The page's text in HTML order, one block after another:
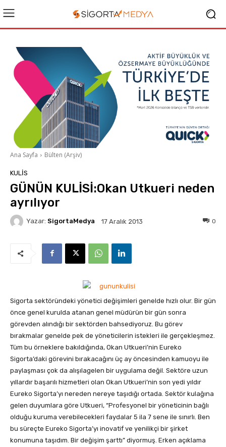
Ana Sayfa Bülten (Arşiv)
KULIS
GÜNÜN KULİSİ:Okan Utkueri neden
ayrılıyor
Yazar: SigortaMedya 17 Aralık 2013 0
Sigorta sektöründeki yönetici değişimleri genelde hızlı olur. Bir gün
önce genel kurulda atanan genel müdürün bir gün sonra
görevden alındığı bir sektörden bahsediyoruz . Bu görev
bırakmalar genelde pek de yöneticilerin istekleri ile gerçekleşmez.
Tüm bu örneklere bakıldığında, Okan Utkueri’nin Eureko
Sigorta’daki görevini bırakacağını üç ay öncesinden kamuoyu ile
paylaşması çok da alışılagelen bir uygulama değil. Sektöre uzun
yıllardır başarılı hizmetleri olan Okan Utkueri’nin son yedi yıldır
Eureko Sigorta’yı nereden nereye taşıdığı ortada. Sektör kulağına
gelen duyumlara göre Utkueri, “Profesyonel bir yöneticinin bağlı
olduğu kuruma verebilecekleri faydalar 5 ila 7 sene ile sınırlı. Ben
bu süreçte Eureko Sigorta’yı inovatif ve yenilikçi bir şirket
konumuna taşıdım. Bir değişim şarttı” diyormuş. Erken açıklama